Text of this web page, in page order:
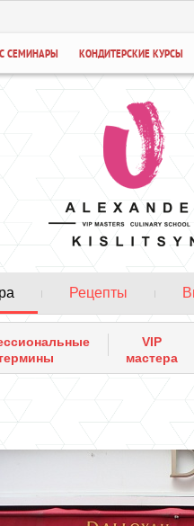
СЕМИНАРЫ КОНДИТЕРСКИЕ КУРСЫ
Рецепты
VIP
мастера